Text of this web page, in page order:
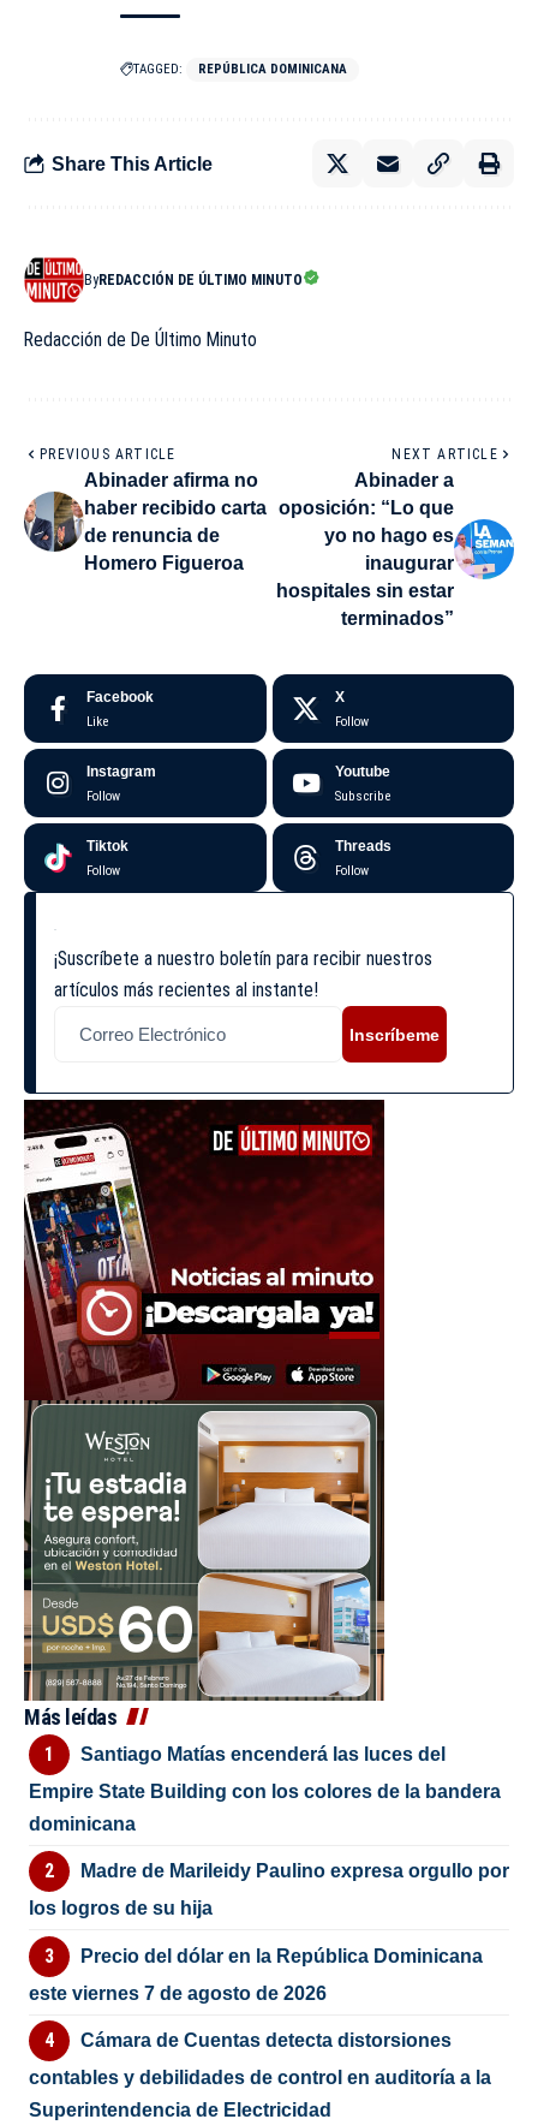
TAGGED: REPÚBLICA DOMINICANA
Share This Article
ByREDACCIÓN DE ÚLTIMO MINUTO
Redacción de De Último Minuto
PREVIOUS ARTICLE
Abinader afirma no
haber recibido carta
de renuncia de
Homero Figueroa
NEXT ARTICLE
Abinader a
oposición: “Lo que
yo no hago es
inaugurar
hospitales sin estar
terminados”
Facebook
Like
X
Follow
Instagram
Follow
Youtube
Subscribe
Tiktok
Follow
Threads
Follow
¡Suscríbete a nuestro boletín para recibir nuestros
artículos más recientes al instante!
Inscríbeme
Más leídas
Santiago Matías encenderá las luces del
Empire State Building con los colores de la bandera
dominicana
Madre de Marileidy Paulino expresa orgullo por
los logros de su hija
Precio del dólar en la República Dominicana
este viernes 7 de agosto de 2026
Cámara de Cuentas detecta distorsiones
contables y debilidades de control en auditoría a la
Superintendencia de Electricidad